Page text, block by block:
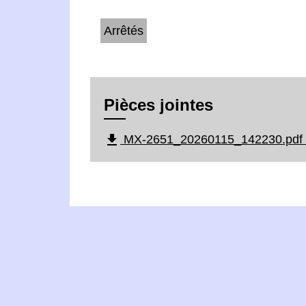
Arrêtés
Pièces jointes
file_download MX-